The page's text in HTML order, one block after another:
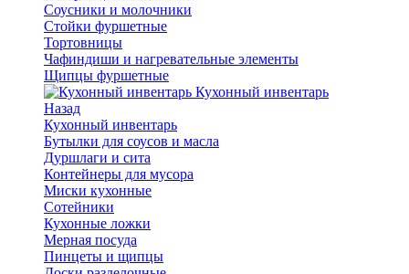
Соусники и молочники
Стойки фуршетные
Тортовницы
Чафиндиши и нагревательные элементы
Щипцы фуршетные
Кухонный инвентарь
Назад
Кухонный инвентарь
Бутылки для соусов и масла
Дуршлаги и сита
Контейнеры для мусора
Миски кухонные
Сотейники
Кухонные ложки
Мерная посуда
Пинцеты и щипцы